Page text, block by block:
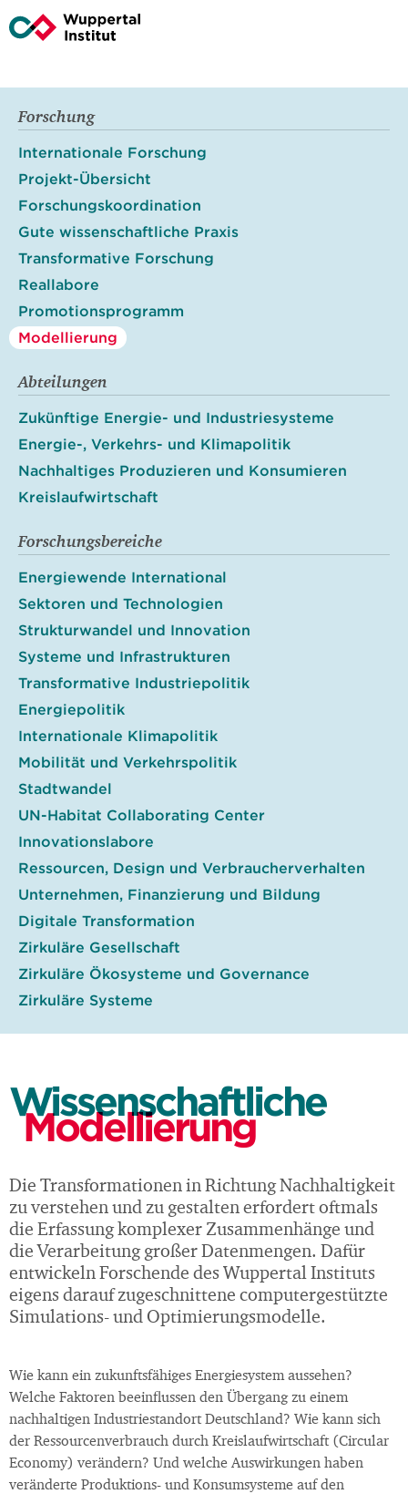
Forschung
Internationale Forschung
Projekt-Übersicht
Forschungskoordination
Gute wissenschaftliche Praxis
Transformative Forschung
Reallabore
Promotionsprogramm
Modellierung
Abteilungen
Zukünftige Energie- und Industriesysteme
Energie-, Verkehrs- und Klimapolitik
Nachhaltiges Produzieren und Konsumieren
Kreislaufwirtschaft
Forschungsbereiche
Energiewende International
Sektoren und Technologien
Strukturwandel und Innovation
Systeme und Infrastrukturen
Transformative Industriepolitik
Energiepolitik
Internationale Klimapolitik
Mobilität und Verkehrspolitik
Stadtwandel
UN-Habitat Collaborating Center
Innovationslabore
Ressourcen, Design und Verbraucherverhalten
Unternehmen, Finanzierung und Bildung
Digitale Transformation
Zirkuläre Gesellschaft
Zirkuläre Ökosysteme und Governance
Zirkuläre Systeme
Wissenschaftliche
Modellierung
Die Transformationen in Richtung Nachhaltigkeit
zu verstehen und zu gestalten erfordert oftmals
die Erfassung komplexer Zusammenhänge und
die Verarbeitung großer Datenmengen. Dafür
entwickeln Forschende des Wuppertal Instituts
eigens darauf zugeschnittene computergestützte
Simulations- und Optimierungsmodelle.
Wie kann ein zukunftsfähiges Energiesystem aussehen?
Welche Faktoren beeinflussen den Übergang zu einem
nachhaltigen Industriestandort Deutschland? Wie kann sich
der Ressourcenverbrauch durch Kreislaufwirtschaft (Circular
Economy) verändern? Und welche Auswirkungen haben
veränderte Produktions- und Konsumsysteme auf den